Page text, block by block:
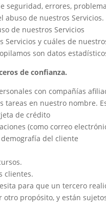
seguridad, errores,
abuso de nuestros Servicios.
de nuestros Servicios
y cuáles de
son datos
de confianza.
con compañías
tareas en nuestro nombre.
de crédito
(como correo
del cliente
clientes.
para que un tercero
propósito, y están